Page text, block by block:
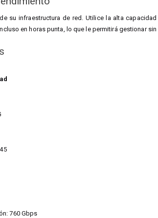
su infraestructura de red. Utilice la alta
en horas punta, lo que le permitirá gestionar
760 Gbps